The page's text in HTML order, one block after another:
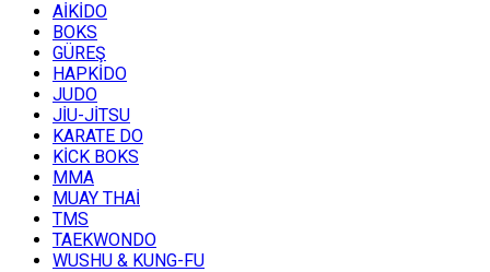
AİKİDO
BOKS
GÜREŞ
HAPKİDO
JUDO
JİU-JİTSU
KARATE DO
KİCK BOKS
MMA
MUAY THAİ
TMS
TAEKWONDO
WUSHU & KUNG-FU